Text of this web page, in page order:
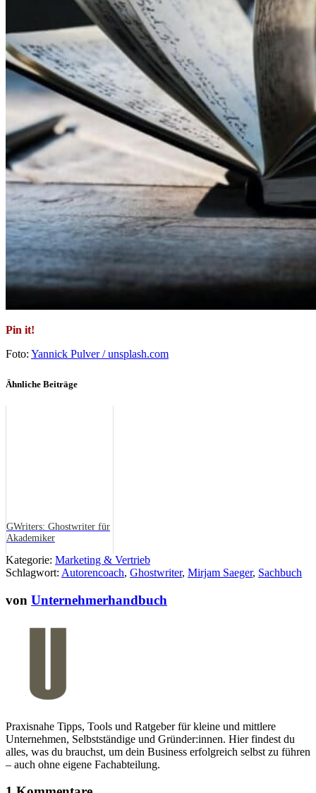
Pin it!
Foto: Yannick Pulver / unsplash.com
Ähnliche Beiträge
GWriters: Ghostwriter für
Akademiker
Kategorie: Marketing & Vertrieb
Schlagwort: Autorencoach, Ghostwriter, Mirjam Saeger, Sachbuch
von Unternehmerhandbuch
Praxisnahe Tipps, Tools und Ratgeber für kleine und mittlere
Unternehmen, Selbstständige und Gründer:innen. Hier findest du
alles, was du brauchst, um dein Business erfolgreich selbst zu führen
– auch ohne eigene Fachabteilung.